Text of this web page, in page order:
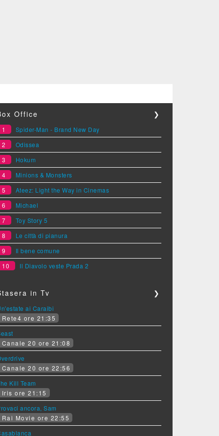
Office ❯
1
Spider-Man - Brand New Day
2
Odissea
3
Hokum
4
Minions & Monsters
5
Ateez: Light the Way in Cinemas
6
Michael
7
Toy Story 5
8
Le città di pianura
9
Il bene comune
10
Il Diavolo veste Prada 2
in Tv ❯
ai Caraibi
Rete4 ore 21:35
Canale 20 ore 21:08
Canale 20 ore 22:56
Kill Team
Iris ore 21:15
ancora, Sam
Rai Movie ore 22:55